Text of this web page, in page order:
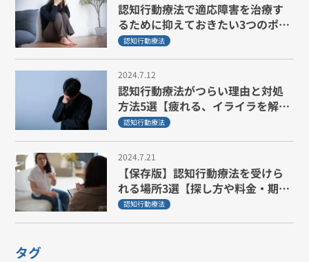
認知行動療法で適応障害を治療す
るために抑えておきたい3つのポイ
ントを解説
認知行動療法
2024.7.12
認知行動療法がつらい理由と対処
方法5選【疲れる、イライラを解
消】
認知行動療法
2024.7.21
【保存版】認知行動療法を受けら
れる場所3選【探し方や料金・期間
も解説】
認知行動療法
タグ